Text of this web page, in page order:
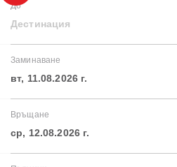
До
Дестинация
Заминаване
вт, 11.08.2026 г.
Връщане
ср, 12.08.2026 г.